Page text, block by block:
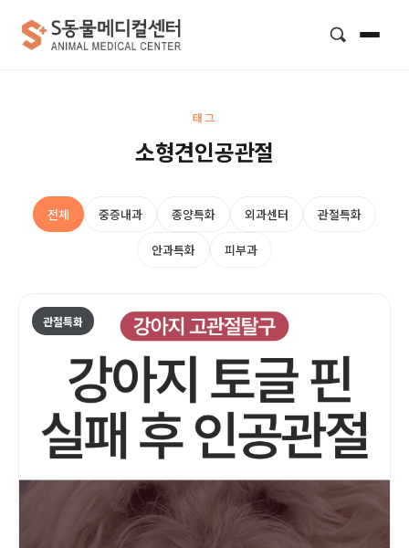
태그
소형견인공관절
전체 중증내과 종양특화 외과센터 관절특화
안과특화 피부과
관절특화